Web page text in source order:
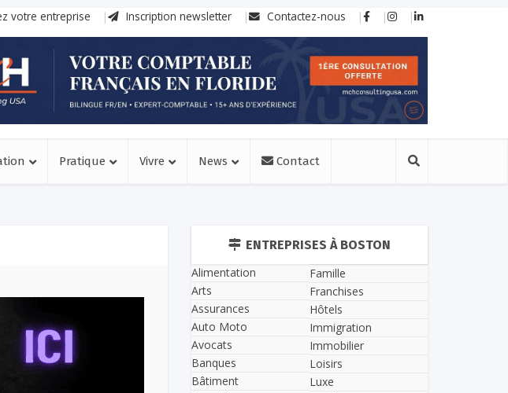
votre entreprise Inscription newsletter Contactez-nous
Pratique Vivre News Contact
ENTREPRISES À BOSTON
Alimentation
Arts
Assurances
Auto Moto
Avocats
Banques
Bâtiment
Famille
Franchises
Hôtels
Immigration
Immobilier
Loisirs
Luxe